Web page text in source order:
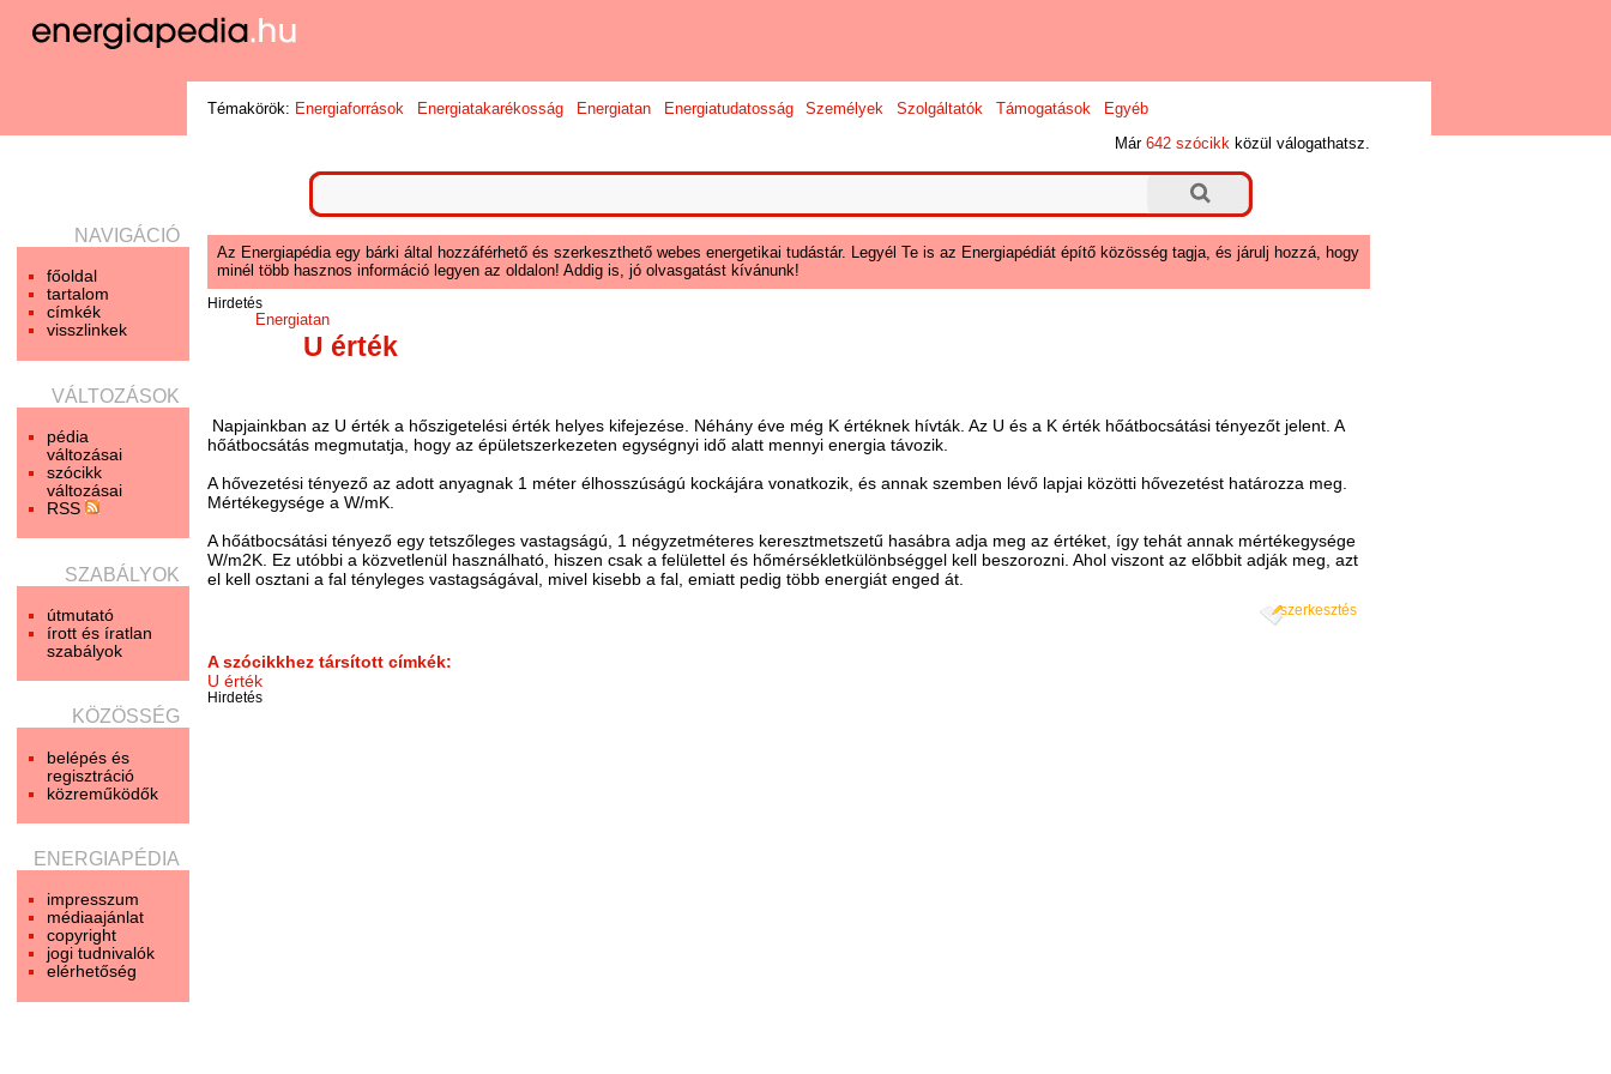
NAVIGÁCIÓ
főoldal
tartalom
címkék
visszlinkek
VÁLTOZÁSOK
pédia
változásai
szócikk
változásai
RSS
SZABÁLYOK
útmutató
írott és íratlan
szabályok
KÖZÖSSÉG
belépés és
regisztráció
közreműködők
ENERGIAPÉDIA
impresszum
médiaajánlat
copyright
jogi tudnivalók
elérhetőség
Témakörök: Energiaforrások Energiatakarékosság Energiatan Energiatudatosság Személyek Szolgáltatók Támogatások
Egyéb
Már642 szócikk közül válogathatsz.
Az Energiapédia egy bárki által hozzáférhető és szerkeszthető webes energetikai tudástár. Legyél Te is az Energiapédiát építő közösség tagja, és járulj hozzá, hogy
minél több hasznos információ legyen az oldalon! Addig is, jó olvasgatást kívánunk!
Hirdetés
Energiatan
U érték
Napjainkban az U érték a hőszigetelési érték helyes kifejezése. Néhány éve még K értéknek hívták. Az U és a K érték hőátbocsátási tényezőt jelent. A
hőátbocsátás megmutatja, hogy az épületszerkezeten egységnyi idő alatt mennyi energia távozik.
A hővezetési tényező az adott anyagnak 1 méter élhosszúságú kockájára vonatkozik, és annak szemben lévő lapjai közötti hővezetést határozza meg.
Mértékegysége a W/mK.
A hőátbocsátási tényező egy tetszőleges vastagságú, 1 négyzetméteres keresztmetszetű hasábra adja meg az értéket, így tehát annak mértékegysége
W/m2K. Ez utóbbi a közvetlenül használható, hiszen csak a felülettel és hőmérsékletkülönbséggel kell beszorozni. Ahol viszont az előbbit adják meg, azt
el kell osztani a fal tényleges vastagságával, mivel kisebb a fal, emiatt pedig több energiát enged át.
szerkesztés
A szócikkhez társított címkék:
U érték
Hirdetés